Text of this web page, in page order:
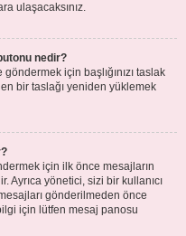
ulaşacaksınız.
nedir?
için başlığınızı taslak
bir taslağı yeniden yüklemek
için ilk önce mesajların
yönetici, sizi bir kullanıcı
gönderilmeden önce
için lütfen mesaj panosu